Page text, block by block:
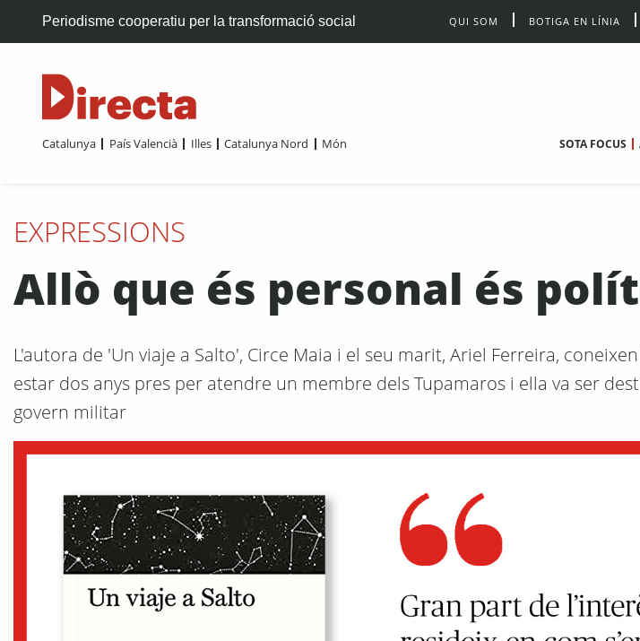
Periodisme cooperatiu per la transformació social QUI SOM BOTIGA EN LÍNIA
Catalunya País Valencià Illes Catalunya Nord Món SOTA FOCUS
EXPRESSIONS
Allò que és personal és
L'autora de 'Un viaje a Salto', Circe Maia i el seu marit, Ariel Ferreira,
estar dos anys pres per atendre un membre dels Tupamaros i ella va ser
govern militar